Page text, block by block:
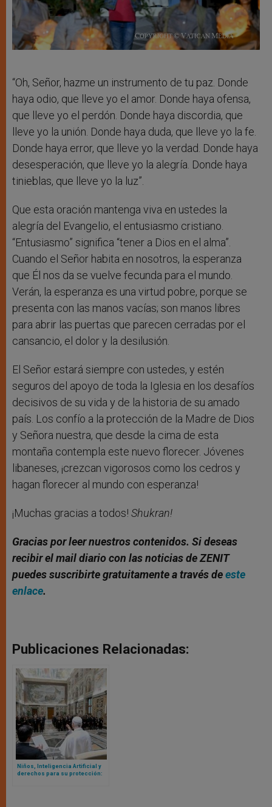
“Oh, Señor, hazme un instrumento de tu paz. Donde
haya odio, que lleve yo el amor. Donde haya ofensa,
que lleve yo el perdón. Donde haya discordia, que
lleve yo la unión. Donde haya duda, que lleve yo la fe.
Donde haya error, que lleve yo la verdad. Donde haya
desesperación, que lleve yo la alegría. Donde haya
tinieblas, que lleve yo la luz”.
Que esta oración mantenga viva en ustedes la
alegría del Evangelio, el entusiasmo cristiano.
“Entusiasmo” significa “tener a Dios en el alma”.
Cuando el Señor habita en nosotros, la esperanza
que Él nos da se vuelve fecunda para el mundo.
Verán, la esperanza es una virtud pobre, porque se
presenta con las manos vacías; son manos libres
para abrir las puertas que parecen cerradas por el
cansancio, el dolor y la desilusión.
El Señor estará siempre con ustedes, y estén
seguros del apoyo de toda la Iglesia en los desafíos
decisivos de su vida y de la historia de su amado
país. Los confío a la protección de la Madre de Dios
y Señora nuestra, que desde la cima de esta
montaña contempla este nuevo florecer. Jóvenes
libaneses, ¡crezcan vigorosos como los cedros y
hagan florecer al mundo con esperanza!
¡Muchas gracias a todos! Shukran!
Gracias por leer nuestros contenidos. Si deseas
recibir el mail diario con las noticias de ZENIT
puedes suscribirte gratuitamente a través deeste
enlace.
Publicaciones Relacionadas:
Niños, Inteligencia Artificial y
derechos para su protección: